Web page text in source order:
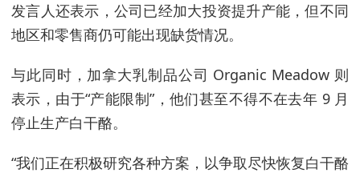
发言人还表示，公司已经加大投资提升产能，但不同
地区和零售商仍可能出现缺货情况。
与此同时，加拿大乳制品公司 Organic Meadow 则
表示，由于“产能限制”，他们甚至不得不在去年 9 月
停止生产白干酪。
“我们正在积极研究各种方案，以争取尽快恢复白干酪